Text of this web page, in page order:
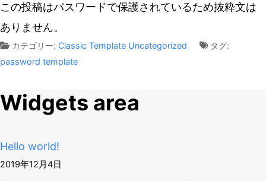
この投稿はパスワードで保護されているため抜粋文は
ありません。
カテゴリー: Classic Template Uncategorized
タグ:
password template
Widgets area
Hello world!
2019年12月4日